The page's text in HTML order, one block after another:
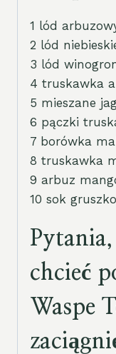
1 lód
2 lód
3 lód
4 truskawka
5 mieszane
6 pączki
7 borówka
8 truskawka
9 arbuz
10 sok
chcieć
Waspe